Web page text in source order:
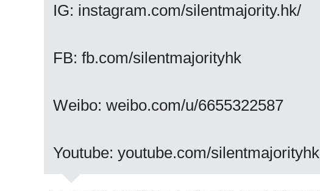
IG: instagram.com/silentmajority.hk/
FB: fb.com/silentmajorityhk
Weibo: weibo.com/u/6655322587
Youtube: youtube.com/silentmajorityhk